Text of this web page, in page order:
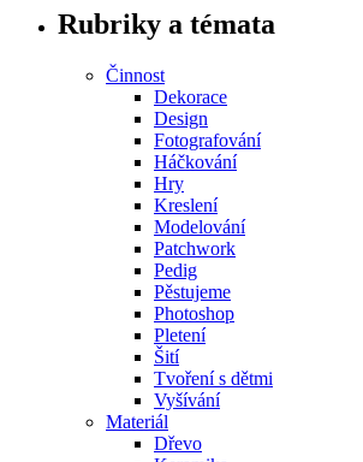
Rubriky a témata
Činnost
Dekorace
Design
Fotografování
Háčkování
Hry
Kreslení
Modelování
Patchwork
Pedig
Pěstujeme
Photoshop
Pletení
Šití
Tvoření s dětmi
Vyšívání
Materiál
Dřevo